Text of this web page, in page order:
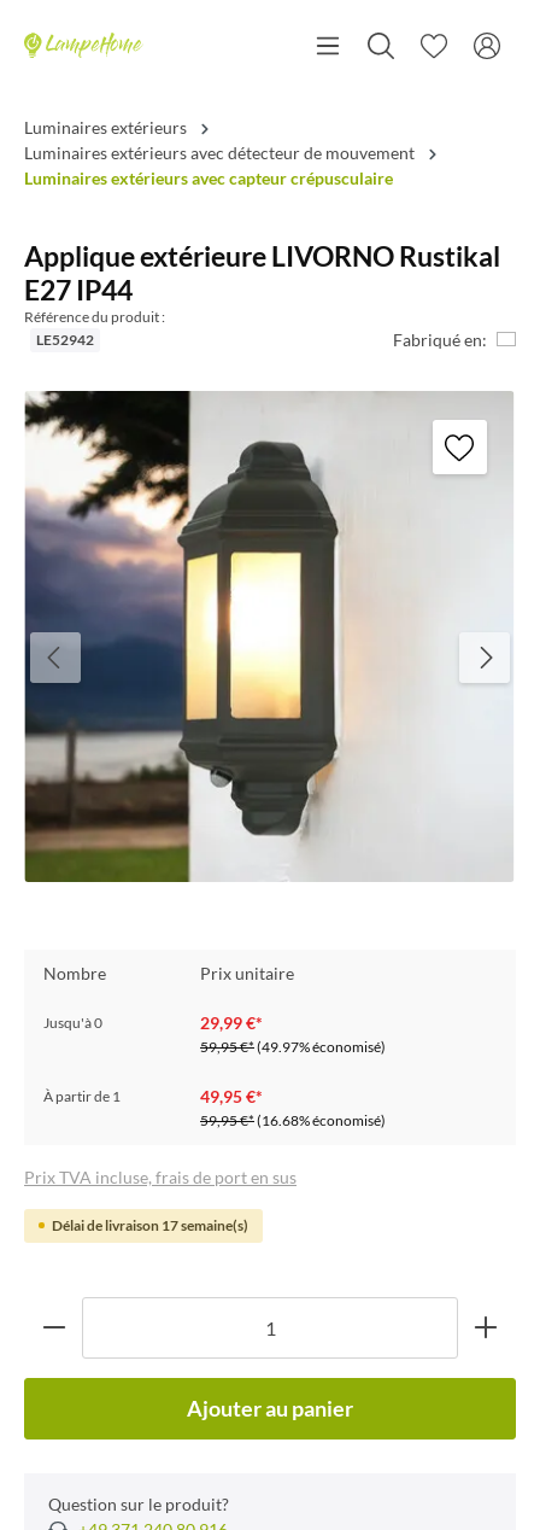
Luminaires extérieurs
Luminaires extérieurs avec détecteur de mouvement
Luminaires extérieurs avec capteur crépusculaire
Applique extérieure LIVORNO Rustikal
E27 IP44
Référence du produit :
LE52942
Fabriqué en:
Nombre Prix unitaire
Jusqu'à0 29,99 €*
59,95 €*(49.97% économisé)
À partir de 1 49,95 €*
59,95 €*(16.68% économisé)
Prix TVA incluse, frais de port en sus
Délai de livraison 17 semaine(s)
Ajouter au panier
Question sur le produit?